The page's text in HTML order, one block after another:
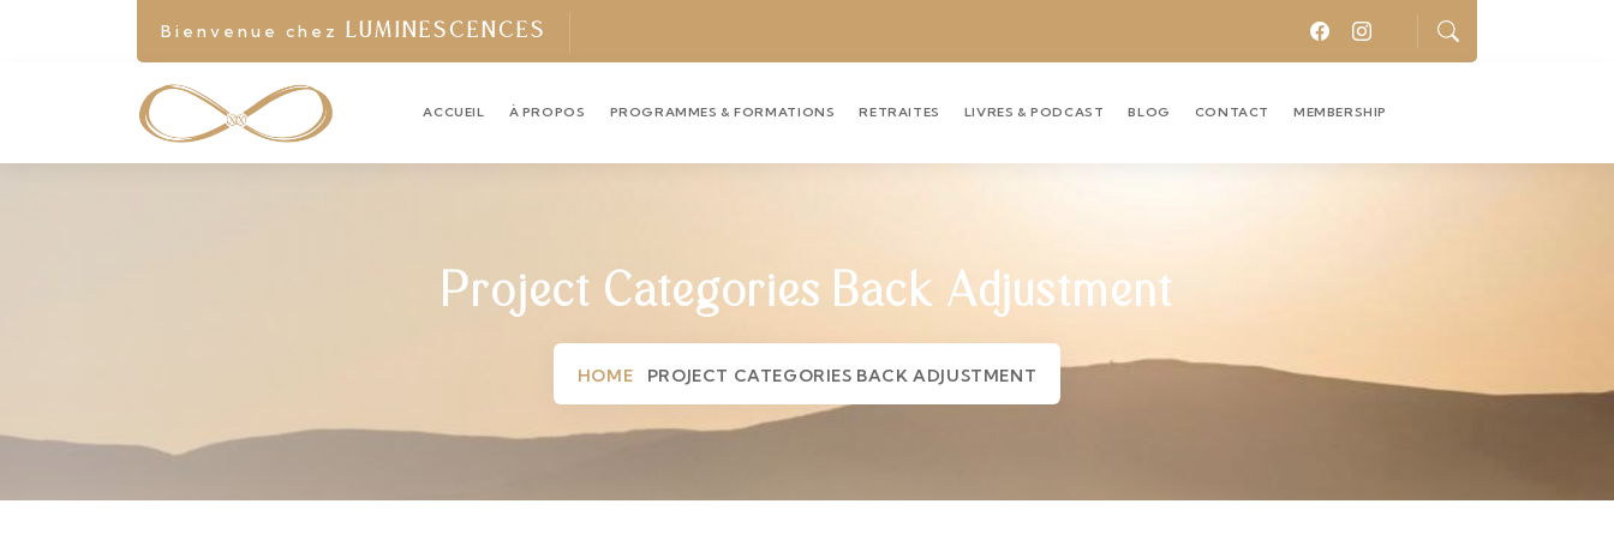
Bienvenue chez LUMINESCENCES
ACCUEIL À PROPOS PROGRAMMES & FORMATIONS RETRAITES LIVRES & PODCAST BLOG CONTACT MEMBERSHIP
Project Categories Back Adjustment
HOME PROJECT CATEGORIES BACK ADJUSTMENT